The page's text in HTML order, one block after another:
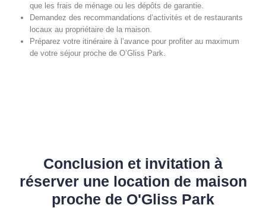
que les frais de ménage ou les dépôts de garantie.
Demandez des recommandations d’activités et de restaurants
locaux au propriétaire de la maison.
Préparez votre itinéraire à l’avance pour profiter au maximum
de votre séjour proche de O’Gliss Park.
Conclusion et invitation à
réserver une location de maison
proche de O'Gliss Park